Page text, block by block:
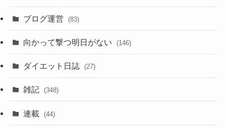
ブログ運営 (83)
向かって撃つ明日がない (146)
ダイエット日誌 (27)
雑記 (348)
連載 (44)